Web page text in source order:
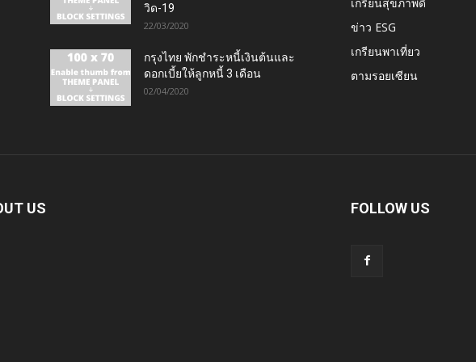
วิด-19
22/03/2020
กรุงไทย พักชำระหนี้เงินต้นและ
ดอกเบี้ยให้ลูกหนี้ 3 เดือน
02/04/2020
ข่าว ESG
เกรียนพาเที่ยว
ตามรอยเซียน
US FOLLOW US